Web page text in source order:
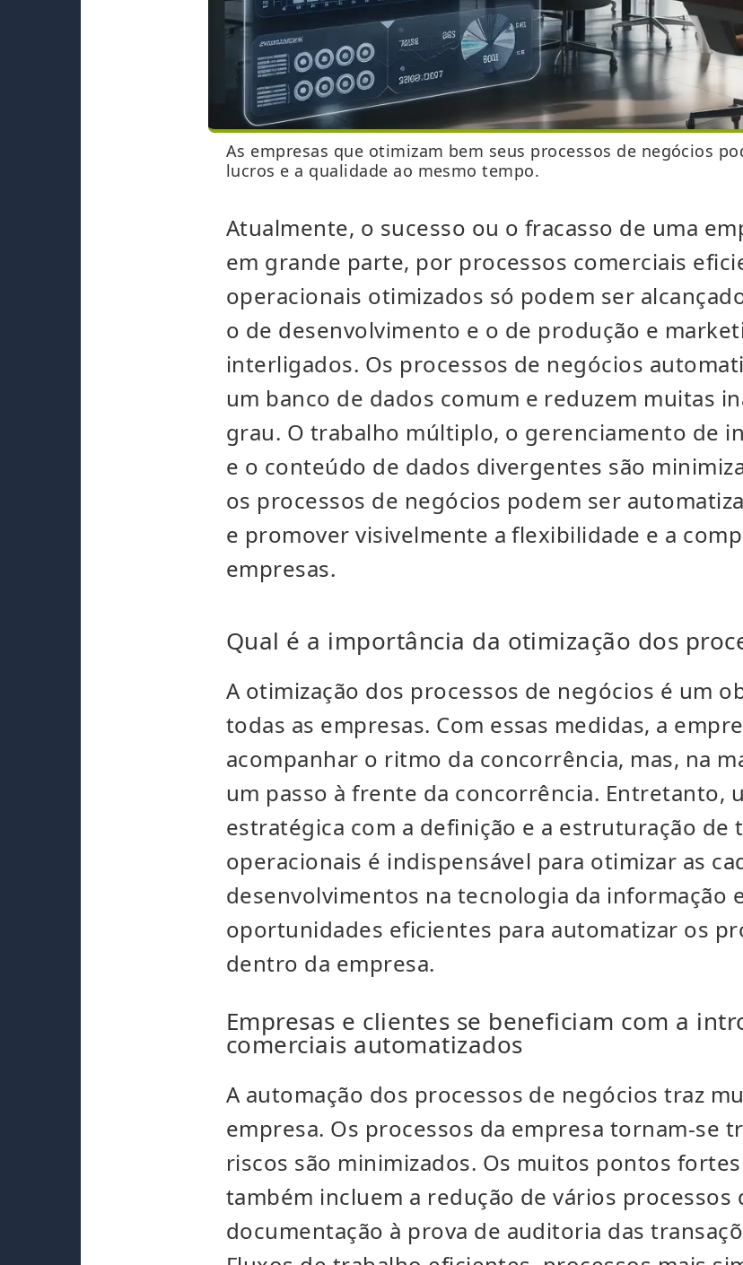
As empresas que otimizam bem seus processos de negócios
lucros e a qualidade ao mesmo tempo.
Atualmente, o sucesso ou o fracasso de uma
em grande parte, por processos comerciais
operacionais otimizados só podem ser
o de desenvolvimento e o de produção e
interligados. Os processos de negócios
um banco de dados comum e reduzem muitas
grau. O trabalho múltiplo, o gerenciamento de
e o conteúdo de dados divergentes são
os processos de negócios podem ser
e promover visivelmente a flexibilidade e a
empresas.
Qual é a importância da otimização dos
A otimização dos processos de negócios é um
todas as empresas. Com essas medidas, a
acompanhar o ritmo da concorrência, mas, na
um passo à frente da concorrência. Entretanto,
estratégica com a definição e a estruturação de
operacionais é indispensável para otimizar as
desenvolvimentos na tecnologia da informação
oportunidades eficientes para automatizar os
dentro da empresa.
Empresas e clientes se beneficiam com a
comerciais automatizados
A automação dos processos de negócios traz
empresa. Os processos da empresa tornam-se
riscos são minimizados. Os muitos pontos
também incluem a redução de vários processos
documentação à prova de auditoria das